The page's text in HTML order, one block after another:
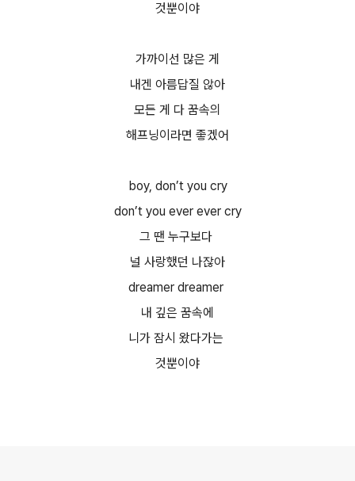
것뿐이야
가까이선 많은 게
내겐 아름답질 않아
모든 게 다 꿈속의
해프닝이라면 좋겠어
boy, don’t you cry
don’t you ever ever cry
그 땐 누구보다
널 사랑했던 나잖아
dreamer dreamer
내 깊은 꿈속에
니가 잠시 왔다가는
것뿐이야